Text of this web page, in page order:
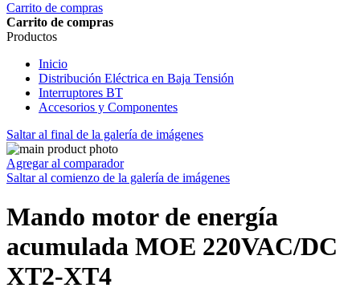
Carrito de compras
Carrito de compras
Productos
Inicio
Distribución Eléctrica en Baja Tensión
Interruptores BT
Accesorios y Componentes
Saltar al final de la galería de imágenes
Agregar al comparador
Saltar al comienzo de la galería de imágenes
Mando motor de energía
acumulada MOE 220VAC/DC
XT2-XT4